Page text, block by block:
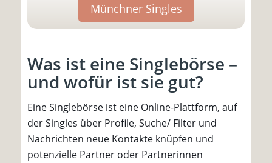
Münchner Singles
Was ist eine Singlebörse –
und wofür ist sie gut?
Eine Singlebörse ist eine Online-Plattform, auf
der Singles über Profile, Suche/ Filter und
Nachrichten neue Kontakte knüpfen und
potenzielle Partner oder Partnerinnen